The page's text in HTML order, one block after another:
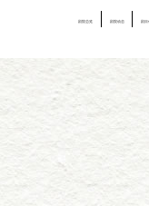
剧院总览 剧院动态 剧目